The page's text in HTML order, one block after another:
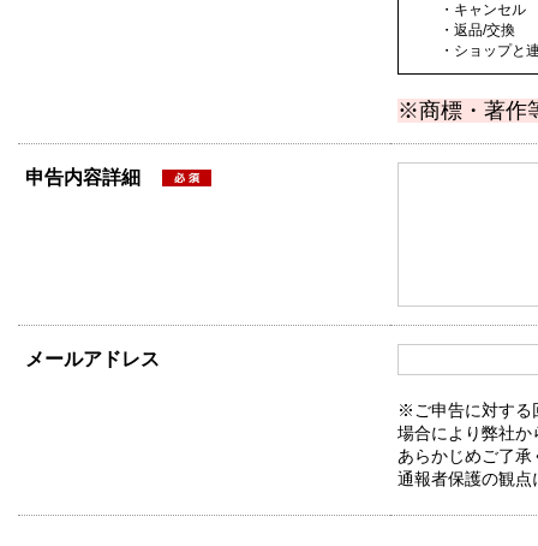
・キャンセル
・返品/交換
・ショップと連
※商標・著作
申告内容詳細
メールアドレス
※ご申告に対する
場合により弊社か
あらかじめご了承
通報者保護の観点